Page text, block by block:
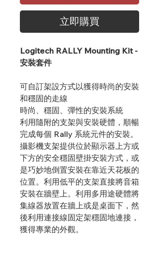
立即購買
Logitech RALLY Mounting Kit -
安裝套件
可自訂架設方式以獲得時尚的安裝
和穩固的走線
時尚、穩固、彈性的安裝系統
利用隨附的支架與安裝硬體，順暢
完成每個 Rally 系統元件的安裝。
攝影機支架提供位於顯示器上方或
下方的安全穩固壁掛安裝方式，或
是巧妙地倒置安裝在靠近天花板的
位置。利用低平的支架直接將音箱
安裝在牆壁上。利用多用途硬體將
集線器放置在牆上或是桌面下，然
後利用連接線固定架穩固地連接，
獲得專業的外觀。